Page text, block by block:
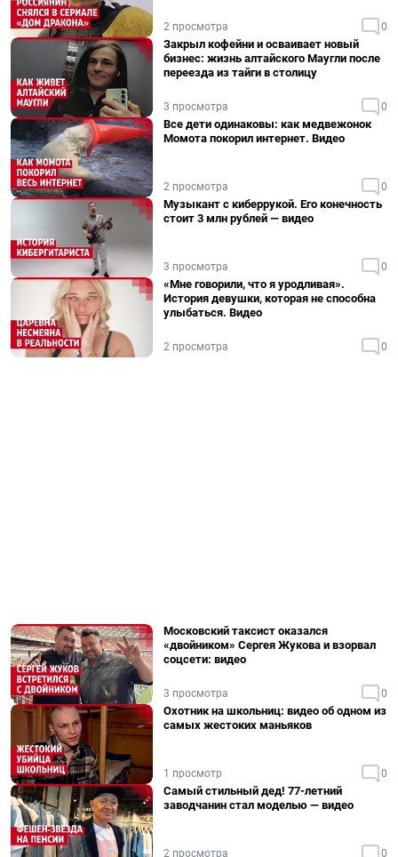
2 просмотра 0
Закрыл кофейни и осваивает новый
бизнес: жизнь алтайского Маугли после
переезда из тайги в столицу
3 просмотра 0
Все дети одинаковы: как медвежонок
Момота покорил интернет. Видео
2 просмотра 0
Музыкант с киберрукой. Его конечность
стоит 3 млн рублей — видео
3 просмотра 0
«Мне говорили, что я уродливая».
История девушки, которая не способна
улыбаться. Видео
2 просмотра 0
Московский таксист оказался
«двойником» Сергея Жукова и взорвал
соцсети: видео
3 просмотра 0
Охотник на школьниц: видео об одном из
самых жестоких маньяков
1 просмотр 0
Самый стильный дед! 77-летний
заводчанин стал моделью — видео
2 просмотра 0